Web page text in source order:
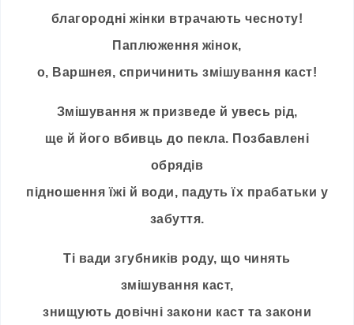
благородні жінки втрачають чесноту!
Паплюження жінок,
о, Варшнея, спричинить змішування каст!
Змішування ж призведе й увесь рід,
ще й його вбивць до пекла. Позбавлені
обрядів
підношення їжі й води, падуть їх прабатьки у
забуття.
Ті вади згубників роду, що чинять
змішування каст,
знищують довічні закони каст та закони